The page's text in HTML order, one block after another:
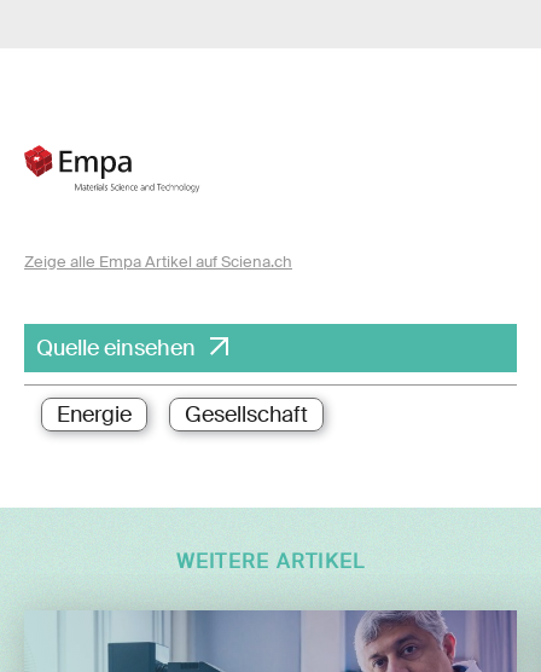
Zeige alle Empa Artikel auf Sciena.ch
Quelle einsehen
Energie Gesellschaft
WEITERE ARTIKEL